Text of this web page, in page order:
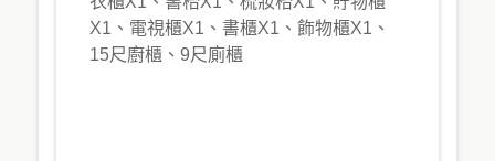
X1、電視櫃X1、書櫃X1、飾物櫃X1、
15尺廚櫃、9尺廁櫃